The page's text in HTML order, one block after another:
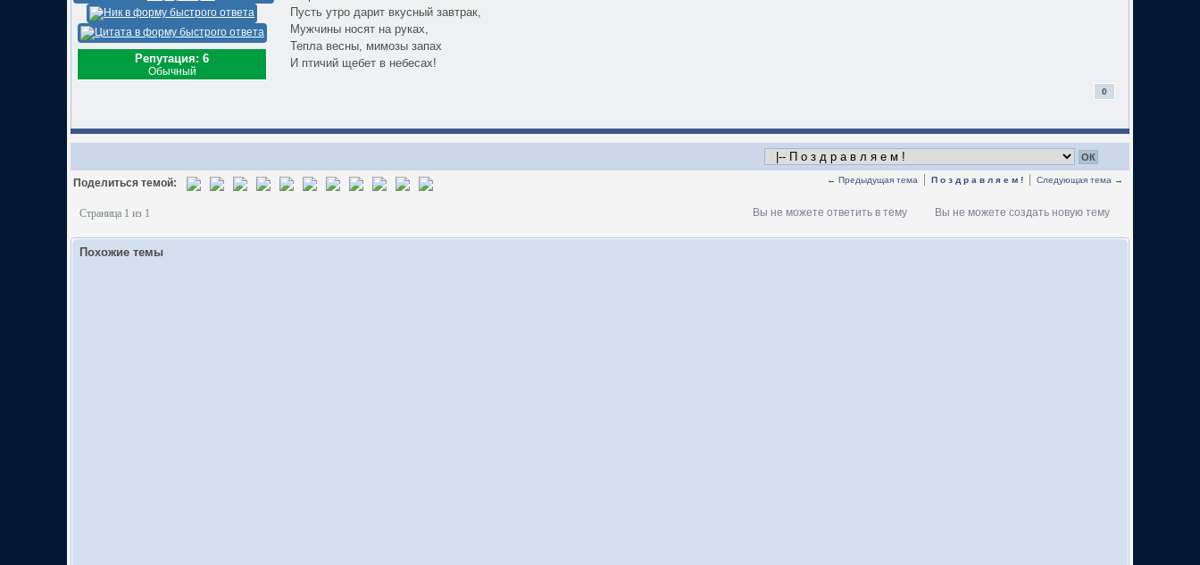
Репутация: 6
Обычный
Пусть утро дарит вкусный завтрак,
Мужчины носят на руках,
Тепла весны, мимозы запах
И птичий щебет в небесах!
0
← Предыдущая тема П о з д р а в л я е м ! Следующая тема →
Поделиться темой:
Страница 1 из 1 Вы не можете создать новую тему
Вы не можете ответить в тему
Похожие темы